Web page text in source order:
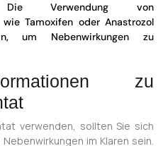
Verwendung von
Tamoxifen oder Anastrozol
um Nebenwirkungen zu
zu
verwenden, sollten Sie sich
im Klaren sein.